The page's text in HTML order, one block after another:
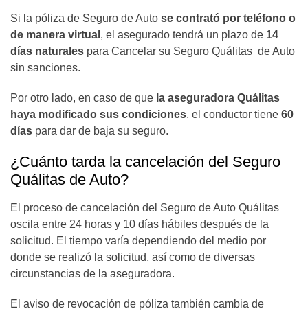
Si la póliza de Seguro de Auto se contrató por teléfono o
de manera virtual , el asegurado tendrá un plazo de 14
días naturales para Cancelar su Seguro Quálitas de Auto
sin sanciones.
Por otro lado, en caso de que la aseguradora Quálitas
haya modificado sus condiciones, el conductor tiene 60
días para dar de baja su seguro.
¿Cuánto tarda la cancelación del Seguro
Quálitas de Auto?
El proceso de cancelación del Seguro de Auto Quálitas
oscila entre 24 horas y 10 días hábiles después de la
solicitud. El tiempo varía dependiendo del medio por
donde se realizó la solicitud, así como de diversas
circunstancias de la aseguradora.
El aviso de revocación de póliza también cambia de